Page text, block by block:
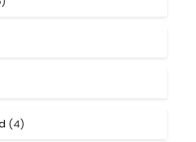
(4)